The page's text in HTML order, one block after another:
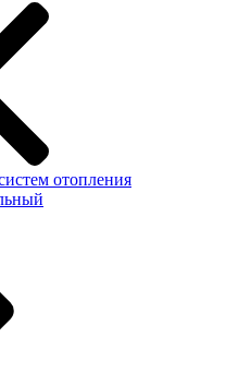
отопления